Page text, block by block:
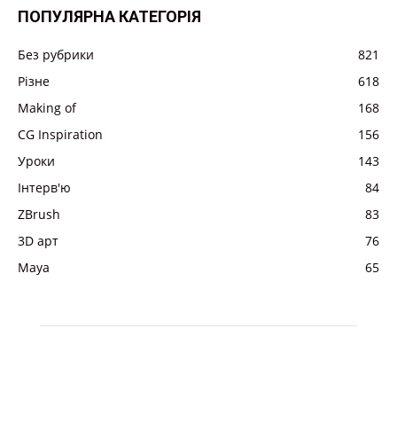
ПОПУЛЯРНА КАТЕГОРІЯ
Без рубрики
821
Різне
618
Making of
168
CG Inspiration
156
Уроки
143
Інтерв'ю
84
ZBrush
83
3D арт
76
Maya
65